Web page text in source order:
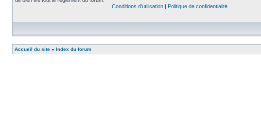
Conditions d’utilisation| Politique de confidentialité
Accueil du site » Index du forum